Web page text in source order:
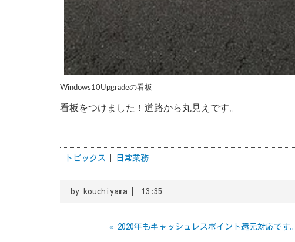
Windows10Upgradeの看板
看板をつけました！道路から丸見えです。
トピックス 日常業務
by kouchiyama 13:35
« 2020年もキャッシュレスポイント還元対応です。